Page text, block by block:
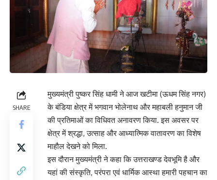
SHARE
मुख्यमंत्री पुष्कर सिंह धामी ने आज खटीमा (ऊधम सिंह नगर)
के बंडिया क्षेत्र में भगवान भोलेनाथ और महाबली हनुमान जी
की प्रतिमाओं का विधिवत अनावरण किया. इस अवसर पर
क्षेत्र में श्रद्धा, उत्साह और आध्यात्मिक वातावरण का विशेष
माहौल देखने को मिला.
इस दौरान मुख्यमंत्री ने कहा कि उत्तराखण्ड देवभूमि है और
यहां की संस्कृति, परंपरा एवं धार्मिक आस्था हमारी पहचान का